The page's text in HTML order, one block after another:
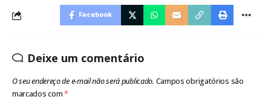
Facebook
Deixe um comentário
O seu endereço de e-mail não será publicado. Campos obrigatórios são
marcados com*